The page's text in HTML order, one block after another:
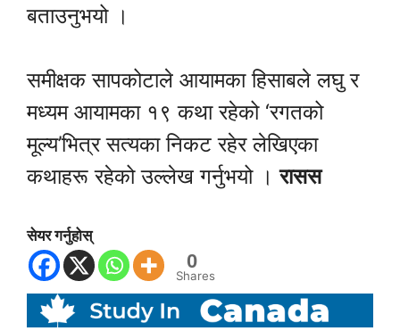
बताउनुभयो ।
समीक्षक सापकोटाले आयामका हिसाबले लघु र
मध्यम आयामका १९ कथा रहेको ‘रगतको
मूल्य’भित्र सत्यका निकट रहेर लेखिएका
कथाहरू रहेको उल्लेख गर्नुभयो ।रासस
सेयर गर्नुहोस्
0
Shares